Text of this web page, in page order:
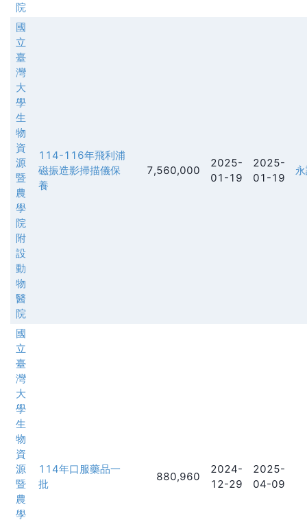
院
國
立
臺
灣
大
學
生
物
資
源
暨
農
學
院
附
設
動
物
醫
院
114-116年飛利浦
磁振造影掃描儀保
養
7,560,000
2025-
01-19
2025-
01-19
國
立
臺
灣
大
學
生
物
資
源
暨
農
學
114年口服藥品一
批
880,960
2024-
12-29
2025-
04-09